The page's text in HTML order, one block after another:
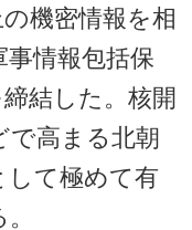
機密情報を相
情報包括保
結した。核開
で高まる北朝
して極めて有